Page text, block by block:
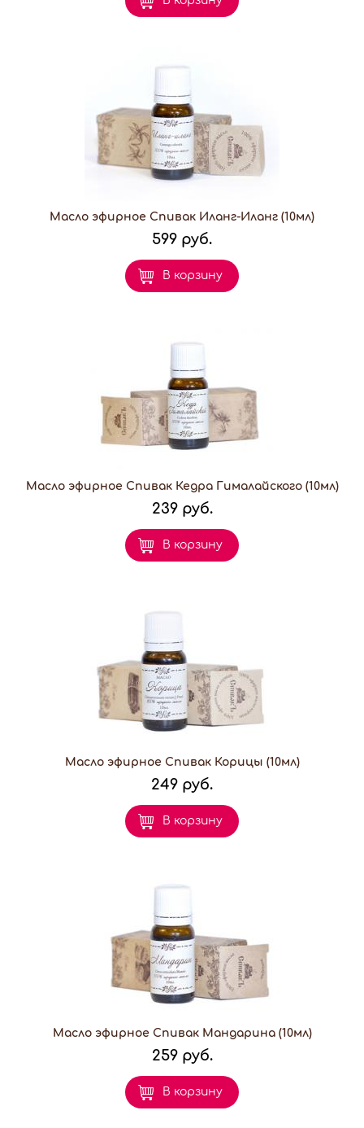
Масло эфирное Спивак Иланг-Иланг (10мл)
599 руб.
В корзину
Масло эфирное Спивак Кедра Гималайского (10мл)
239 руб.
В корзину
Масло эфирное Спивак Корицы (10мл)
249 руб.
В корзину
Масло эфирное Спивак Мандарина (10мл)
259 руб.
В корзину